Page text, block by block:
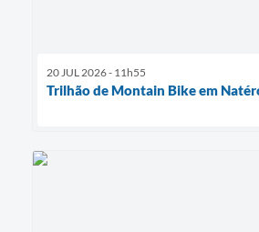
20 JUL 2026 - 11h55
Trilhão de Montain Bike em